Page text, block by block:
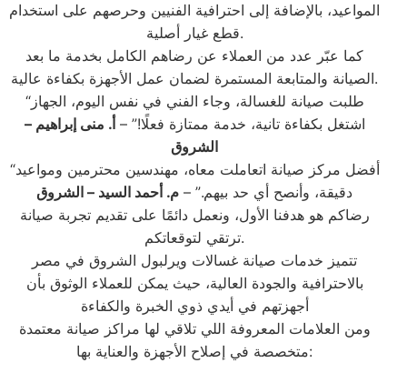
المواعيد، بالإضافة إلى احترافية الفنيين وحرصهم على استخدام
قطع غيار أصلية.
كما عبّر عدد من العملاء عن رضاهم الكامل بخدمة ما بعد
الصيانة والمتابعة المستمرة لضمان عمل الأجهزة بكفاءة عالية.
“طلبت صيانة للغسالة، وجاء الفني في نفس اليوم، الجهاز
اشتغل بكفاءة تانية، خدمة ممتازة فعلًا!” – أ. منى إبراهيم –
الشروق
“أفضل مركز صيانة اتعاملت معاه، مهندسين محترمين ومواعيد
دقيقة، وأنصح أي حد بيهم.” – م. أحمد السيد – الشروق
رضاكم هو هدفنا الأول، ونعمل دائمًا على تقديم تجربة صيانة
ترتقي لتوقعاتكم.
تتميز خدمات صيانة غسالات ويرلبول الشروق في مصر
بالاحترافية والجودة العالية، حيث يمكن للعملاء الوثوق بأن
أجهزتهم في أيدي ذوي الخبرة والكفاءة
ومن العلامات المعروفة اللي تلاقي لها مراكز صيانة معتمدة
متخصصة في إصلاح الأجهزة والعناية بها: